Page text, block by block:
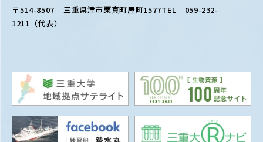
〒514-8507 三重県津市栗真町屋町1577TEL 059-232-
1211（代表）